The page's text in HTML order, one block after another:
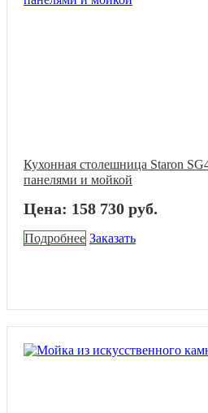
Кухонная столешница Staron
панелями и мойкой
Цена: 158 730 руб.
Подробнее Заказать